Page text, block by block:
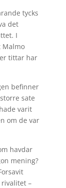
tycks
det
I
Malmo
tittar har
befinner
sate
varit
om de var
havdar
mening?
–